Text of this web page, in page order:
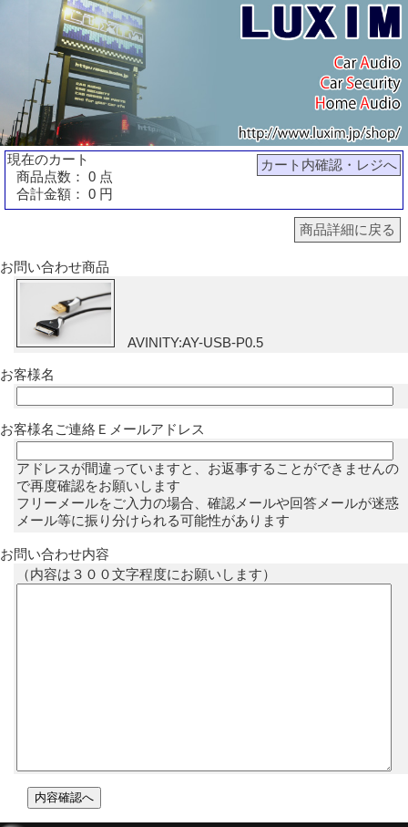
カート内確認・レジへ
現在のカート
商品点数： 0 点
合計金額： 0 円
商品詳細に戻る
お問い合わせ商品
AVINITY:AY-USB-P0.5
お客様名
お客様名ご連絡Ｅメールアドレス
アドレスが間違っていますと、お返事することができませんの
で再度確認をお願いします
フリーメールをご入力の場合、確認メールや回答メールが迷惑
メール等に振り分けられる可能性があります
お問い合わせ内容
（内容は３００文字程度にお願いします）